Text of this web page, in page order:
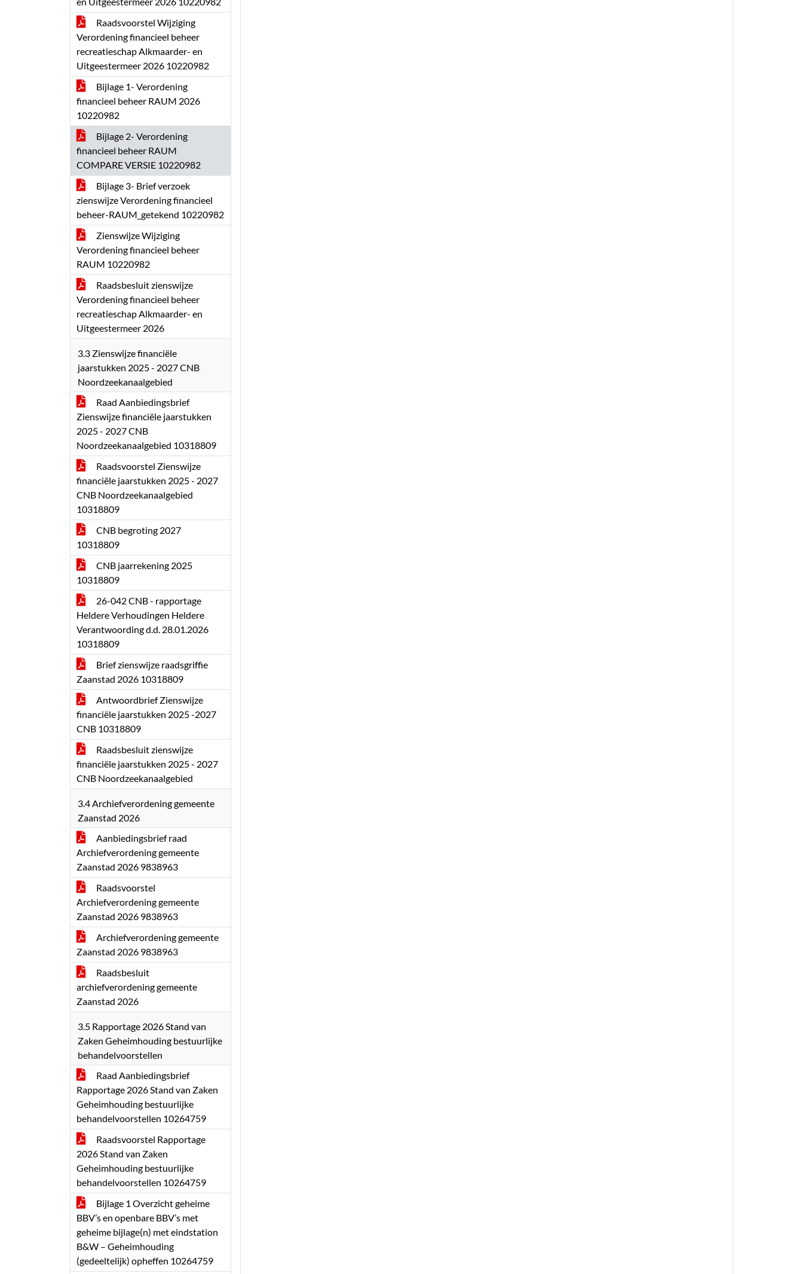
Raadsvoorstel Wijziging
Verordening financieel beheer
recreatieschap Alkmaarder- en
Uitgeestermeer 2026 10220982
Bijlage 1- Verordening
financieel beheer RAUM 2026
10220982
Bijlage 2- Verordening
financieel beheer RAUM
COMPARE VERSIE 10220982
Bijlage 3- Brief verzoek
zienswijze Verordening financieel
beheer-RAUM_getekend 10220982
Zienswijze Wijziging
Verordening financieel beheer
RAUM 10220982
Raadsbesluit zienswijze
Verordening financieel beheer
recreatieschap Alkmaarder- en
Uitgeestermeer 2026
3.3 Zienswijze financiële
jaarstukken 2025 - 2027 CNB
Noordzeekanaalgebied
Raad Aanbiedingsbrief
Zienswijze financiële jaarstukken
2025 - 2027 CNB
Noordzeekanaalgebied 10318809
Raadsvoorstel Zienswijze
financiële jaarstukken 2025 - 2027
CNB Noordzeekanaalgebied
10318809
CNB begroting 2027
10318809
CNB jaarrekening 2025
10318809
26-042 CNB - rapportage
Heldere Verhoudingen Heldere
Verantwoording d.d. 28.01.2026
10318809
Brief zienswijze raadsgriffie
Zaanstad 2026 10318809
Antwoordbrief Zienswijze
financiële jaarstukken 2025 -2027
CNB 10318809
Raadsbesluit zienswijze
financiële jaarstukken 2025 - 2027
CNB Noordzeekanaalgebied
3.4 Archiefverordening gemeente
Zaanstad 2026
Aanbiedingsbrief raad
Archiefverordening gemeente
Zaanstad 2026 9838963
Raadsvoorstel
Archiefverordening gemeente
Zaanstad 2026 9838963
Archiefverordening gemeente
Zaanstad 2026 9838963
Raadsbesluit
archiefverordening gemeente
Zaanstad 2026
3.5 Rapportage 2026 Stand van
Zaken Geheimhouding bestuurlijke
behandelvoorstellen
Raad Aanbiedingsbrief
Rapportage 2026 Stand van Zaken
Geheimhouding bestuurlijke
behandelvoorstellen 10264759
Raadsvoorstel Rapportage
2026 Stand van Zaken
Geheimhouding bestuurlijke
behandelvoorstellen 10264759
Bijlage 1 Overzicht geheime
BBV’s en openbare BBV’s met
geheime bijlage(n) met eindstation
B&W – Geheimhouding
(gedeeltelijk) opheffen 10264759